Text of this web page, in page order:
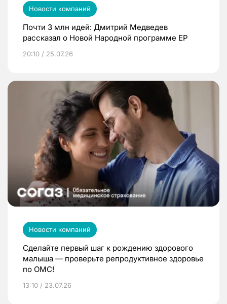
Новости компаний
Почти 3 млн идей: Дмитрий Медведев
рассказал о Новой Народной программе ЕР
20:10 / 25.07.26
Новости компаний
Сделайте первый шаг к рождению здорового
малыша — проверьте репродуктивное здоровье
по ОМС!
13:10 / 23.07.26